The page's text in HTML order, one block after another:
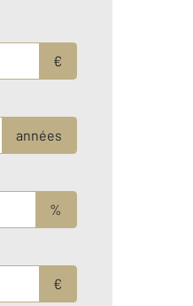
€
années
%
€